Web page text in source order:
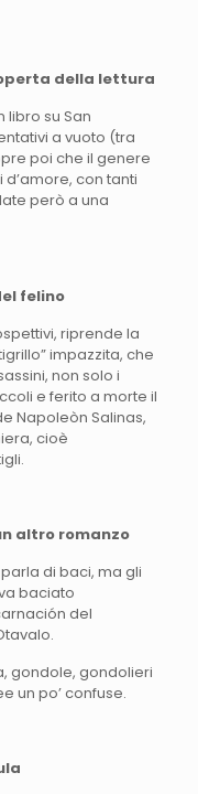
della lettura
libro su San
a vuoto (tra
poi che il genere
con tanti
però a una
felino
riprende la
impazzita, che
non solo i
e ferito a morte il
Napoleòn Salinas,
cioè
altro romanzo
di baci, ma gli
baciato
del
gondole, gondolieri
un po’ confuse.